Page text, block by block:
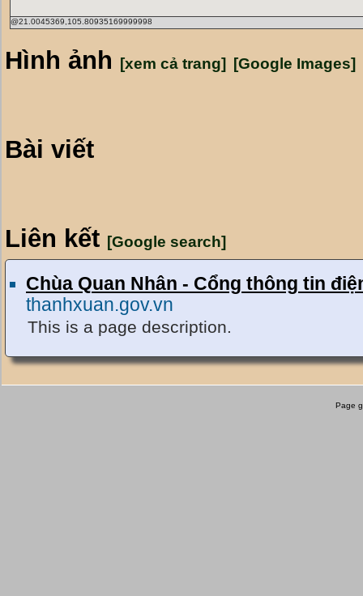
@21.0045369,105.80935169999998
Hình ảnh [xem cả trang] [Google Images]
Bài viết
Liên kết [Google search]
Chùa Quan Nhân - Cổng thông tin
thanhxuan.gov.vn
This is a page description.
Page